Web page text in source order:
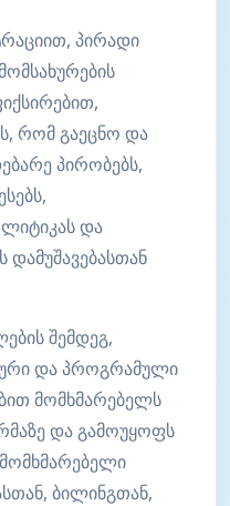
პირადი
რომ გაეცნო და
პირობებს,
და
შემდეგ,
და პროგრამული
მომხმარებელს
და გამოუყოფს
ბილინგთან,